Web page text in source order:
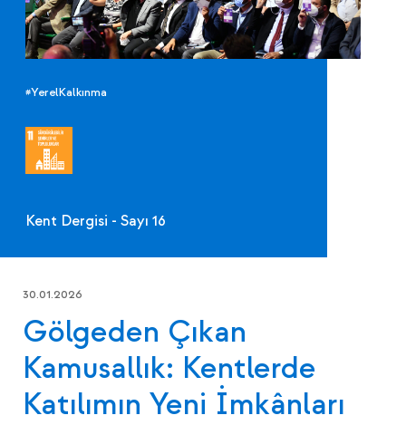
#YerelKalkınma
Kent Dergisi - Sayı 16
30.01.2026
Gölgeden Çıkan
Kamusallık: Kentlerde
Katılımın Yeni İmkânları